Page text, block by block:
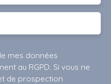
mes données
au RGPD. Si vous ne
de prospection